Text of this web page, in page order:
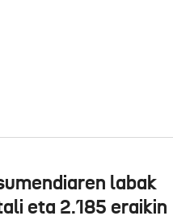
labak
eta 2.185 eraikin